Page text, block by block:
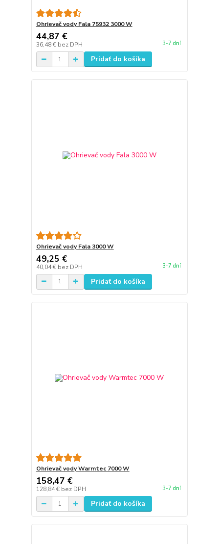
Ohrievač vody Fala 75932 3000 W
44,87 €
36,48 € bez DPH 3-7 dní
Pridať do košíka
Ohrievač vody Fala 3000 W
49,25 €
40,04 € bez DPH 3-7 dní
Pridať do košíka
Ohrievač vody Warmtec 7000 W
158,47 €
128,84 € bez DPH 3-7 dní
Pridať do košíka